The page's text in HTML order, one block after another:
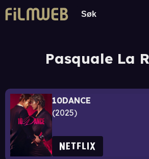
Pasquale La
10DANCE
2025